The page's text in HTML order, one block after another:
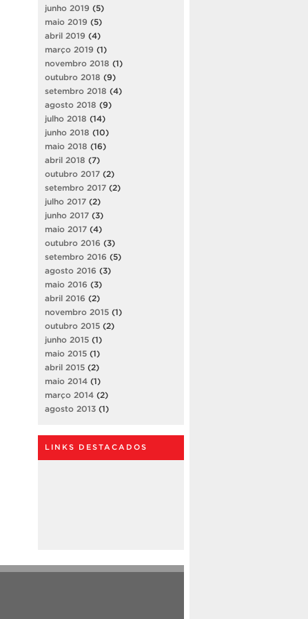
junho 2019 (5)
maio 2019 (5)
abril 2019 (4)
março 2019 (1)
novembro 2018 (1)
outubro 2018 (9)
setembro 2018 (4)
agosto 2018 (9)
julho 2018 (14)
junho 2018 (10)
maio 2018 (16)
abril 2018 (7)
outubro 2017 (2)
setembro 2017 (2)
julho 2017 (2)
junho 2017 (3)
maio 2017 (4)
outubro 2016 (3)
setembro 2016 (5)
agosto 2016 (3)
maio 2016 (3)
abril 2016 (2)
novembro 2015 (1)
outubro 2015 (2)
junho 2015 (1)
maio 2015 (1)
abril 2015 (2)
maio 2014 (1)
março 2014 (2)
agosto 2013 (1)
LINKS DESTACADOS